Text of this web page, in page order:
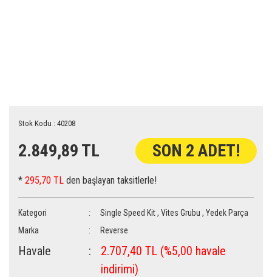
Stok Kodu : 40208
2.849,89 TL SON 2 ADET!
* 295,70 TL den başlayan taksitlerle!
Kategori Single Speed Kit ,Vites Grubu ,Yedek Parça
Marka
Reverse
Havale
2.707,40 TL (%5,00 havale
indirimi)